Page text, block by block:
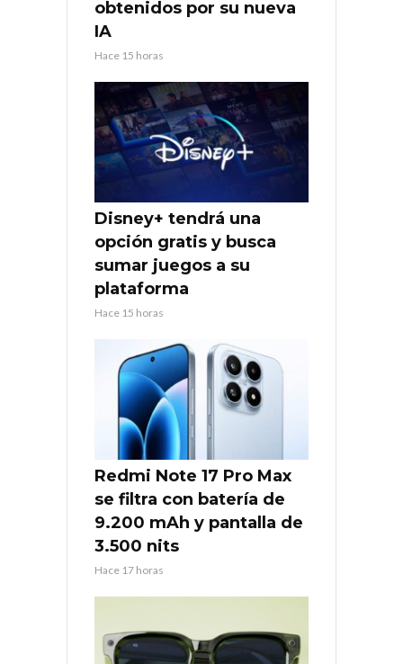
obtenidos por su nueva
IA
Hace 15 horas
Disney+ tendrá una
opción gratis y busca
sumar juegos a su
plataforma
Hace 15 horas
Redmi Note 17 Pro Max
se filtra con batería de
9.200 mAh y pantalla de
3.500 nits
Hace 17 horas